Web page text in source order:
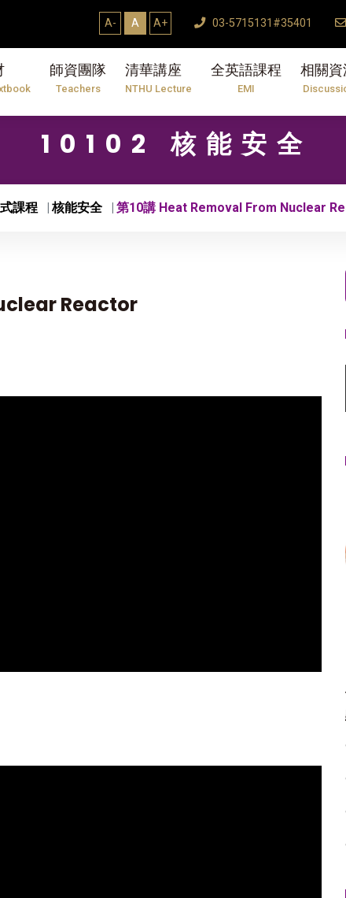
A- A A+ 03-5715131#35401
師資團隊
Teachers
清華講座
NTHU Lecture
全英語課程
EMI
相關資
10102 核能安全
課程 核能安全 第10講 Heat Removal From Nuclear
Reactor